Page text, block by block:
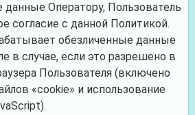
данные Оператору, Пользователь
согласие с данной Политикой.
обезличенные данные
в случае, если это разрешено в
Пользователя (включено
«cookie» и использование